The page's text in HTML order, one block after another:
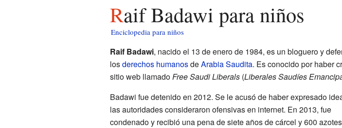
Raif Badawi para niños
Enciclopedia para niños
Raif Badawi, nacido el 13 de enero de 1984, es un bloguero y
losderechos humanosdeArabia Saudita. Es conocido por haber
sitio web llamadoFree Saudi Liberals(Liberales Saudíes
Badawi fue detenido en 2012. Se le acusó de haber expresado
las autoridades consideraron ofensivas en internet. En 2013, fue
condenado y recibió una pena de siete años de cárcel y 600